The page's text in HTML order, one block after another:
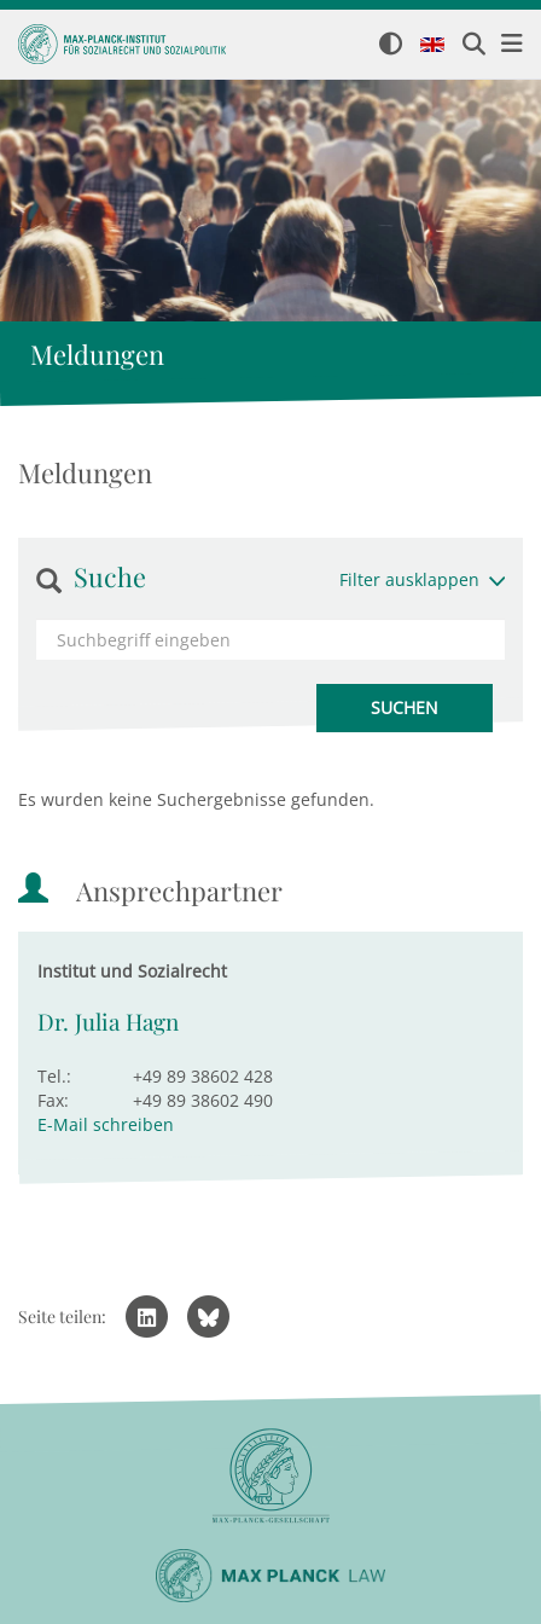
Meldungen
Meldungen
Suche Filter ausklappen
Es wurden keine Suchergebnisse gefunden.
Ansprechpartner
Institut und Sozialrecht
Dr. Julia Hagn
Tel.:
+49 89 38602 428
Fax:
+49 89 38602 490
E-Mail schreiben
Seite teilen: